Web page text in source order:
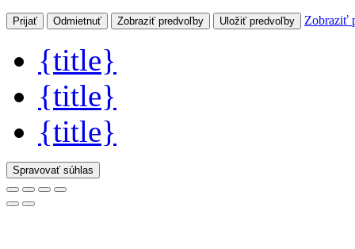
Prijať Odmietnuť Zobraziť predvoľby Uložiť predvoľby Zobraziť
{title}
{title}
{title}
Spravovať súhlas